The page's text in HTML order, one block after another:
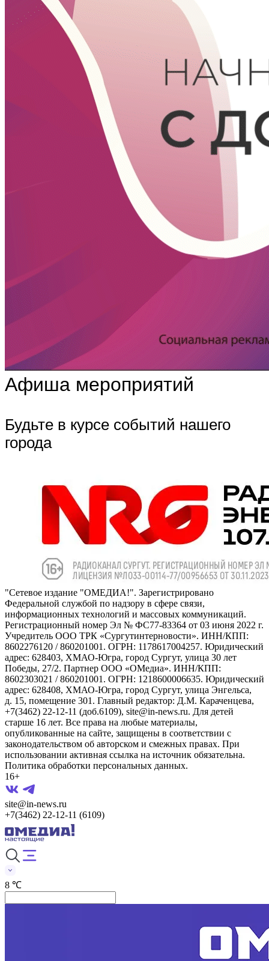
Афиша мероприятий
Будьте в курсе событий нашего
города
"Сетевое издание "ОМЕДИА!". Зарегистрировано
Федеральной службой по надзору в сфере связи,
информационных технологий и массовых коммуникаций.
Регистрационный номер Эл № ФС77-83364 от 03 июня 2022 г.
Учредитель ООО ТРК «Сургутинтерновости». ИНН/КПП:
8602276120 / 860201001. ОГРН: 1178617004257. Юридический
адрес: 628403, ХМАО-Югра, город Сургут, улица 30 лет
Победы, 27/2. Партнер ООО «ОМедиа». ИНН/КПП:
8602303021 / 860201001. ОГРН: 1218600006635. Юридический
адрес: 628408, ХМАО-Югра, город Сургут, улица Энгельса,
д. 15, помещение 301. Главный редактор: Д.М. Караченцева,
+7(3462) 22-12-11 (доб.6109), site@in-news.ru. Для детей
старше 16 лет. Все права на любые материалы,
опубликованные на сайте, защищены в соответствии с
законодательством об авторском и смежных правах. При
использовании активная ссылка на источник обязательна.
Политика обработки персональных данных.
16+
site@in-news.ru
+7(3462) 22-12-11 (6109)
8 ℃